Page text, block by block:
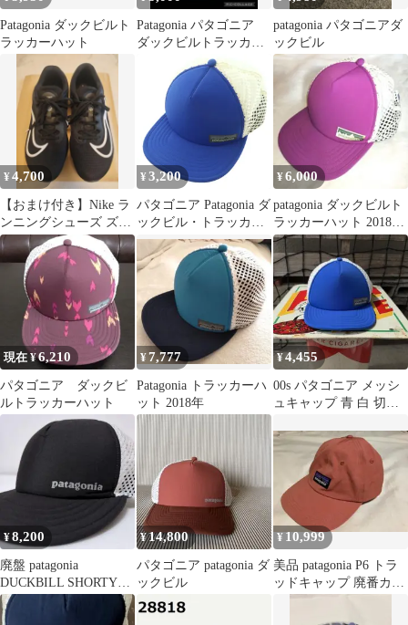
Patagonia ダックビルト
ラッカーハット
Patagonia パタゴニア
ダックビルトラッカー
patagonia パタゴニアダ
ックビル
¥4,700
【おまけ付き】Nike ラ
ンニングシューズ ズー
ムフライ5 27.5cm
¥ 3,200
パタゴニア Patagonia ダ
ックビル・トラッカ
ー・ハット キャップ 帽
子 青 ブルー 白 ホワイ
ト /SS ■OS ■MA
¥6,000
patagonia ダックビルト
ラッカーハット 2018年
新品 パープル
現在 ¥6,210
パタゴニア ダックビ
ルトラッカーハット
¥7,777
Patagonia トラッカーハ
ット 2018年
¥4,455
00s パタゴニア メッシ
ュキャップ 青 白 切り
代
¥8,200
廃盤 patagonia
DUCKBILL SHORTY
TRUCKER HAT
¥14,800
パタゴニア patagonia ダ
ックビル
¥10,999
美品 patagonia P6 トラ
ッドキャップ 廃番カラ
ーピンク スプーンビル